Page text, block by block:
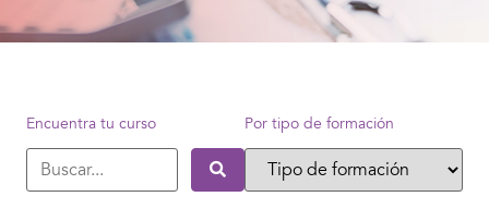
Encuentra tu curso Por tipo de formación